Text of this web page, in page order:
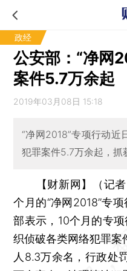
政经
公安部：“净网
案件5.7万余起
2019年03月08日 15:18
“净网2018”专项行动近
犯罪案件5.7万余起，抓
【财新网】（记
个月的“净网2018”专
部表示，10个月的专
织侦破各类网络犯罪案
人8.3万余名，行政处